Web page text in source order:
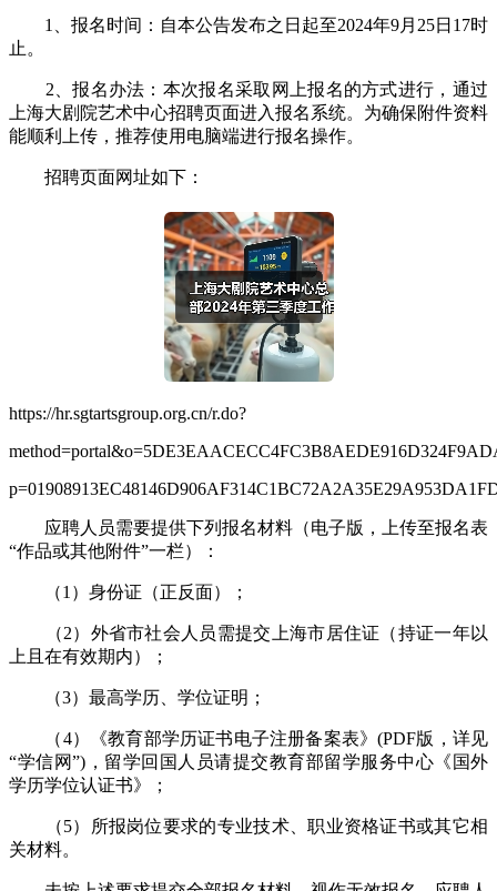
1、报名时间：自本公告发布之日起至2024年9月25日17时
止。
2、报名办法：本次报名采取网上报名的方式进行，通过
上海大剧院艺术中心招聘页面进入报名系统。为确保附件资料
能顺利上传，推荐使用电脑端进行报名操作。
招聘页面网址如下：
https://hr.sgtartsgroup.org.cn/r.do?
应聘人员需要提供下列报名材料（电子版，上传至报名表
“作品或其他附件”一栏）：
（1）身份证（正反面）；
（2）外省市社会人员需提交上海市居住证（持证一年以
上且在有效期内）；
（3）最高学历、学位证明；
（4）《教育部学历证书电子注册备案表》(PDF版，详见
“学信网”)，留学回国人员请提交教育部留学服务中心《国外
学历学位认证书》；
（5）所报岗位要求的专业技术、职业资格证书或其它相
关材料。